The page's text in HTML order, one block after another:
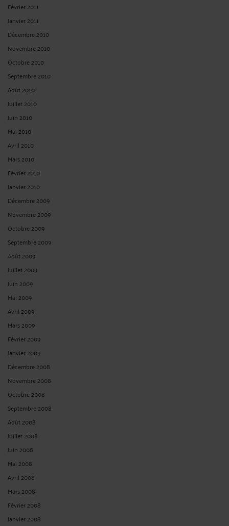
Février 2011
Janvier 2011
Décembre 2010
Novembre 2010
Octobre 2010
Septembre 2010
Août 2010
Juillet 2010
Juin 2010
Mai 2010
Avril 2010
Mars 2010
Février 2010
Janvier 2010
Décembre 2009
Novembre 2009
Octobre 2009
Septembre 2009
Août 2009
Juillet 2009
Juin 2009
Mai 2009
Avril 2009
Mars 2009
Février 2009
Janvier 2009
Décembre 2008
Novembre 2008
Octobre 2008
Septembre 2008
Août 2008
Juillet 2008
Juin 2008
Mai 2008
Avril 2008
Mars 2008
Février 2008
Janvier 2008